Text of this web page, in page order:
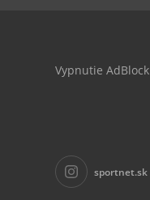
Vypnutie AdBlock
sportnet.sk